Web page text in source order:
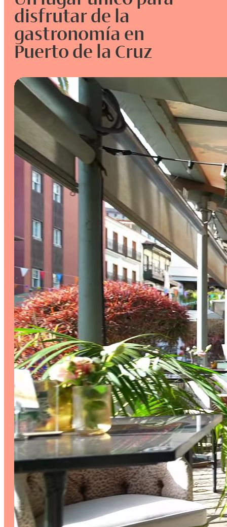
disfrutar de la
gastronomía en
Puerto de la Cruz